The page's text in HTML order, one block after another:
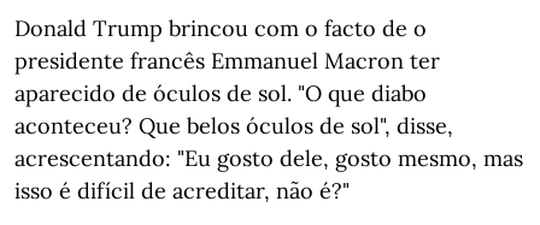
Donald Trump brincou com o facto de o
presidente francês Emmanuel Macron ter
aparecido de óculos de sol. "O que diabo
aconteceu? Que belos óculos de sol", disse,
acrescentando: "Eu gosto dele, gosto mesmo, mas
isso é difícil de acreditar, não é?"